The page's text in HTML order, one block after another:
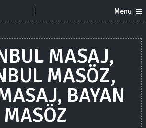
Menu
MASAJ,
MASÖZ,
BAYAN
MASÖZ